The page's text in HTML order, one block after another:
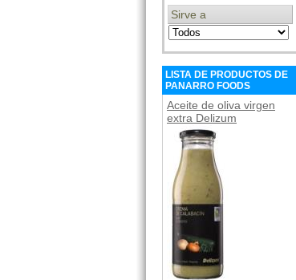
Sirve a
LISTA DE PRODUCTOS DE
PANARRO FOODS
Aceite de oliva virgen
extra Delizum